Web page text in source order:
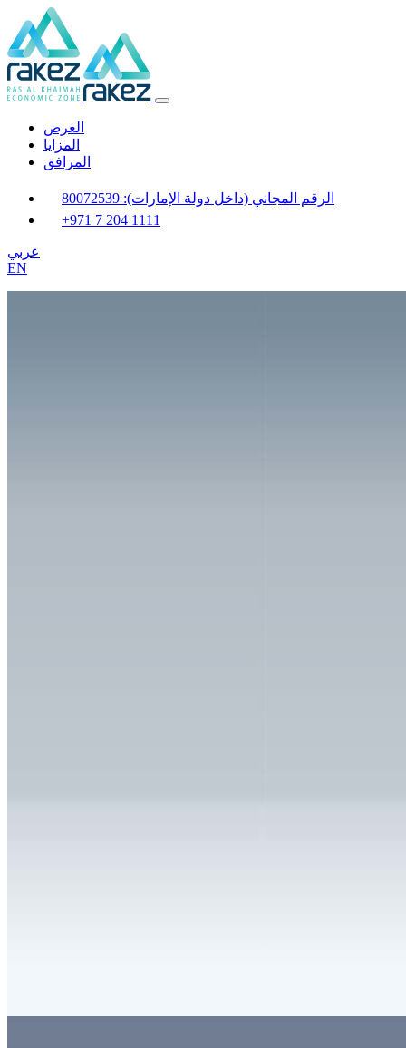
العرض
المزايا
المرافق
الرقم المجاني (داخل دولة الإمارات): 80072539
+971 7 204 1111
عربي
EN